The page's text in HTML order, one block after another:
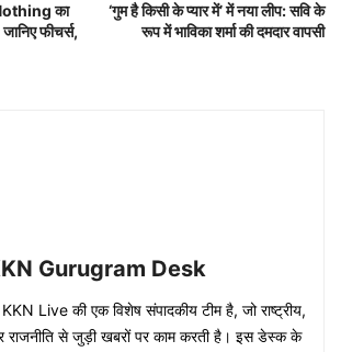
का
फीचर्स,
‘गुम है किसी के प्यार में’ में नया लीप: सवि के
रूप में भाविका शर्मा की दमदार वापसी
Gurugram Desk
Live की एक विशेष संपादकीय टीम है, जो राष्ट्रीय,
राजनीति से जुड़ी खबरों पर काम करती है। इस डेस्क के